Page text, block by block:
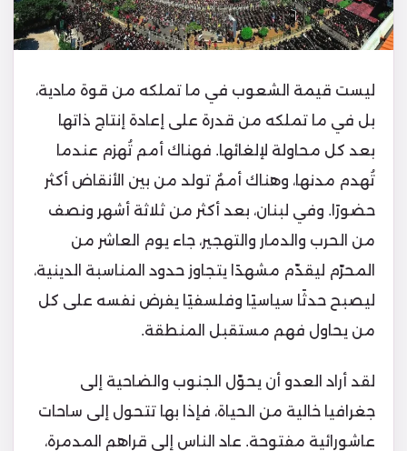
ليست قيمة الشعوب في ما تملكه من قوة مادية،
بل في ما تملكه من قدرة على إعادة إنتاج ذاتها
بعد كل محاولة لإلغائها. فهناك أمم تُهزم عندما
تُهدم مدنها، وهناك أممٌ تولد من بين الأنقاض أكثر
حضورًا. وفي لبنان، بعد أكثر من ثلاثة أشهر ونصف
من الحرب والدمار والتهجير، جاء يوم العاشر من
المحرّم ليقدّم مشهدًا يتجاوز حدود المناسبة الدينية،
ليصبح حدثًا سياسيًا وفلسفيًا يفرض نفسه على كل
من يحاول فهم مستقبل المنطقة.
لقد أراد العدو أن يحوّل الجنوب والضاحية إلى
جغرافيا خالية من الحياة، فإذا بها تتحول إلى ساحات
عاشورائية مفتوحة. عاد الناس إلى قراهم المدمرة،